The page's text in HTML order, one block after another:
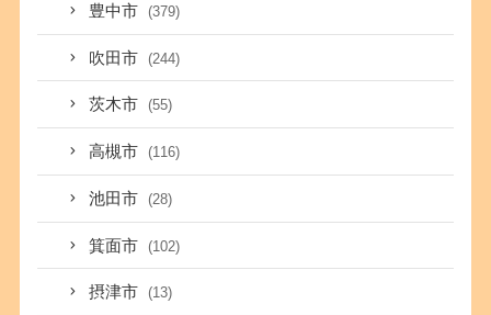
豊中市 (379)
吹田市 (244)
茨木市 (55)
高槻市 (116)
池田市 (28)
箕面市 (102)
摂津市 (13)